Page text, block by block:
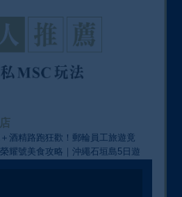
酒精路跑狂歡！郵輪員工旅遊竟
耀號美食攻略｜沖繩石垣島5日遊